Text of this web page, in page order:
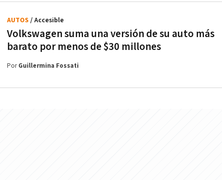
Volkswagen suma una versión de su auto más
barato por menos de $30 millones
AUTOS / Accesible
PorGuillermina Fossati